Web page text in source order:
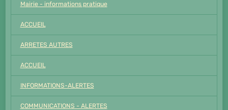
Mairie - informations pratique
ACCUEIL
ARRETES AUTRES
ACCUEIL
INFORMATIONS-ALERTES
COMMUNICATIONS - ALERTES